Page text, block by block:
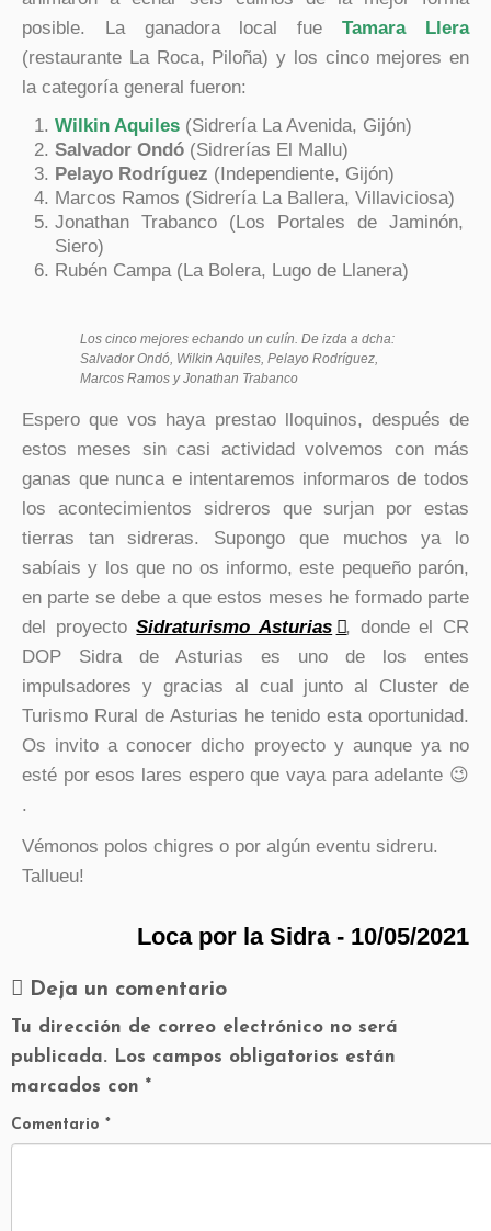
posible. La ganadora local fueTamara Llera
(restaurante La Roca, Piloña) y los cinco mejores en
la categoría general fueron:
Wilkin Aquiles (Sidrería La Avenida, Gijón)
Salvador Ondó (Sidrerías El Mallu)
Pelayo Rodríguez (Independiente, Gijón)
Marcos Ramos (Sidrería La Ballera, Villaviciosa)
Jonathan Trabanco (Los Portales de Jaminón,
Siero)
Rubén Campa (La Bolera, Lugo de Llanera)
Los cinco mejores echando un culín. De izda a dcha:
Salvador Ondó, Wilkin Aquiles, Pelayo Rodríguez,
Marcos Ramos y Jonathan Trabanco
Espero que vos haya prestao lloquinos, después de
estos meses sin casi actividad volvemos con más
ganas que nunca e intentaremos informaros de todos
los acontecimientos sidreros que surjan por estas
tierras tan sidreras. Supongo que muchos ya lo
sabíais y los que no os informo, este pequeño parón,
en parte se debe a que estos meses he formado parte
del proyectoSidraturismo Asturias
, donde el CR
DOP Sidra de Asturias es uno de los entes
impulsadores y gracias al cual junto al Cluster de
Turismo Rural de Asturias he tenido esta oportunidad.
Os invito a conocer dicho proyecto y aunque ya no
esté por esos lares espero que vaya para adelante 😉
.
Vémonos polos chigres o por algún eventu sidreru.
Tallueu!
Loca por la Sidra - 10/05/2021
Deja un comentario
Tu dirección de correo electrónico no será
publicada. Los campos obligatorios están
marcados con *
Comentario *